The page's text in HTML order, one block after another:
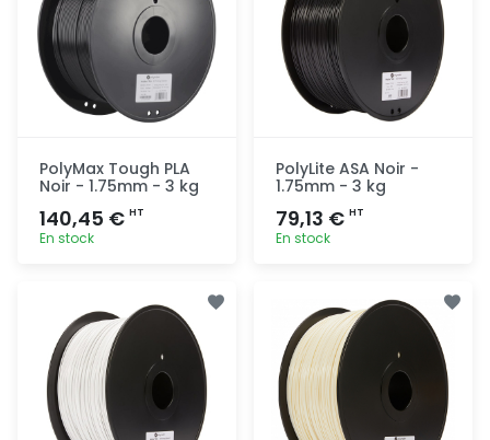
PolyMax Tough PLA
Noir - 1.75mm - 3 kg
140,45 € HT
En stock
rapide
PolyLite ASA Noir -
1.75mm - 3 kg
79,13 € HT
En stock
rapide